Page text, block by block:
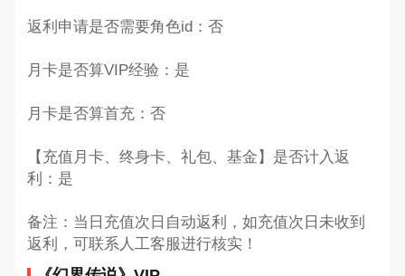
返利申请是否需要角色id：否
月卡是否算VIP经验：是
月卡是否算首充：否
【充值月卡、终身卡、礼包、基金】是否计入返
利：是
备注：当日充值次日自动返利，如充值次日未收到
返利，可联系人工客服进行核实！